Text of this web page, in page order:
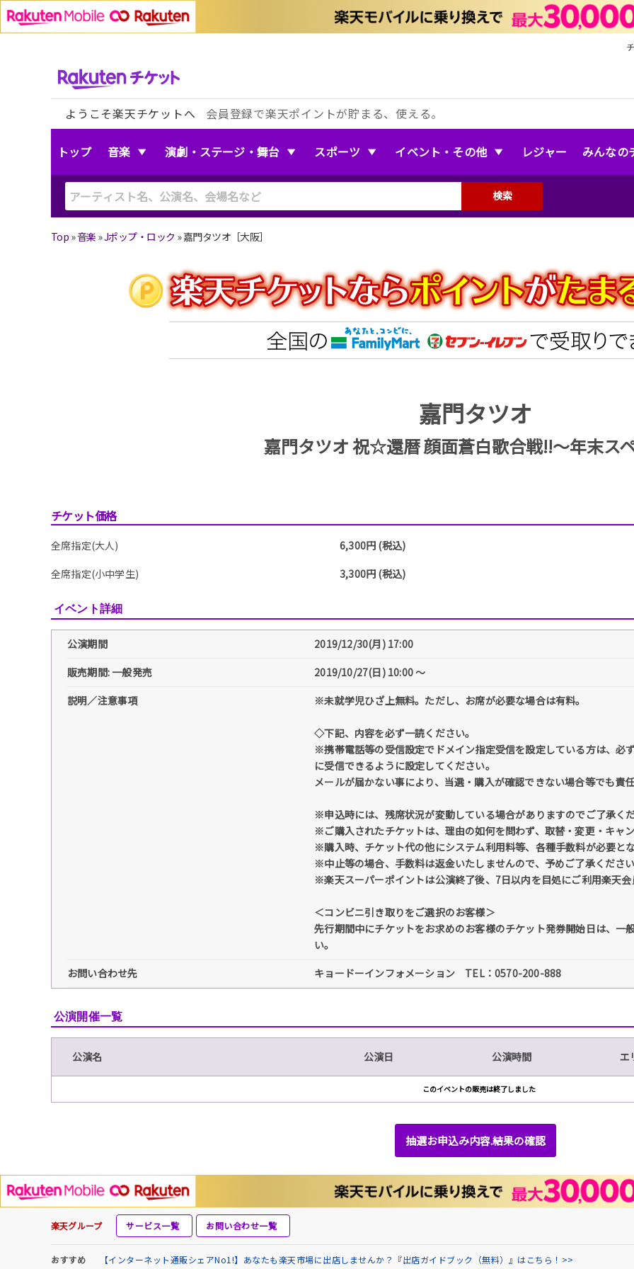
ようこそ楽天チケットへ 会員登録で楽天ポイントが貯まる、使える。
トップ 音楽 演劇・ステージ・舞台 スポーツ イベント・その他 レジャー みんなの
検索
Top »音楽 »Jポップ・ロック »嘉門タツオ［大阪］
嘉門タツオ
嘉門タツオ 祝☆還暦 顔面蒼白歌合戦!!〜年末ス
チケット価格
全席指定(大人)
6,300円 (税込)
全席指定(小中学生)
3,300円 (税込)
イベント詳細
公演期間
2019/12/30(月) 17:00
販売期間: 一般発売
2019/10/27(日) 10:00 〜
説明／注意事項
※未就学児ひざ上無料。ただし、お席が必要な場合は有料。
◇下記、内容を必ず一読ください。
※携帯電話等の受信設定でドメイン指定受信を設定している方は、
に受信できるように設定してください。
メールが届かない事により、当選・購入が確認できない場合等でも責
※申込時には、残席状況が変動している場合がありますのでご了承くだ
※ご購入されたチケットは、理由の如何を問わず、取替・変更・キャ
※購入時、チケット代の他にシステム利用料等、各種手数料が必要とな
※中止等の場合、手数料は返金いたしませんので、予めご了承ください
※楽天スーパーポイントは公演終了後、7日以内を目処にご利用楽天会
＜コンビニ引き取りをご選択のお客様＞
先行期間中にチケットをお求めのお客様のチケット発券開始日は、一
い。
お問い合わせ先
キョードーインフォメーション TEL：0570-200-888
公演開催一覧
公演名 公演日 公演時間 エ
このイベントの販売は終了しました
抽選お申込み内容.結果の確認
楽天グループ サービス一覧 お問い合わせ一覧
おすすめ 【インターネット通販シェアNo1!】あなたも楽天市場に出店しませんか？『出店ガイドブック（無料）』はこちら！>>